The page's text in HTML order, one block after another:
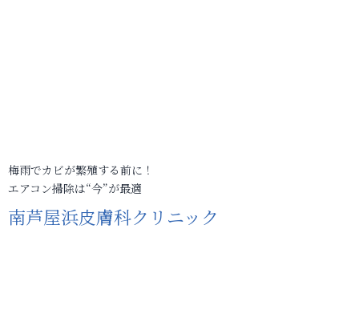
梅雨でカビが繁殖する前に！
エアコン掃除は“今”が最適
南芦屋浜皮膚科クリニック